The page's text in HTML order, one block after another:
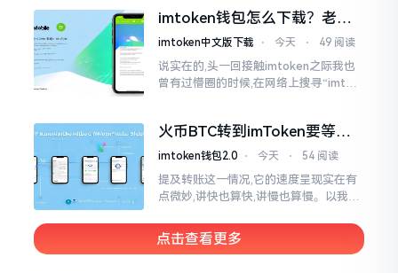
多快要十年的时间了。
imtoken钱包怎么下载？老用
户告诉你靠谱渠道
imtoken中文版下载 ⋅ 今天 ⋅ 49 阅读
说实在的,头一回接触imtoken之际我也
曾有过懵圈的时候,在网络上搜寻“imtok
火币BTC转到imToken要等多
久？过来人说说真实情况
imtoken钱包2.0 ⋅ 今天 ⋅ 54 阅读
提及转账这一情况,它的速度呈现实在有
点微妙,讲快也算快,讲慢也算慢。以我从
正常状况下30分钟到2小时就能达成到
账。可是
点击查看更多